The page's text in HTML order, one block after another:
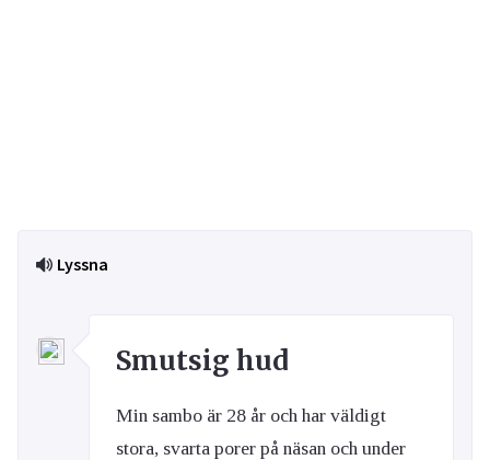
Lyssna
Smutsig hud
Min sambo är 28 år och har väldigt
stora, svarta porer på näsan och under